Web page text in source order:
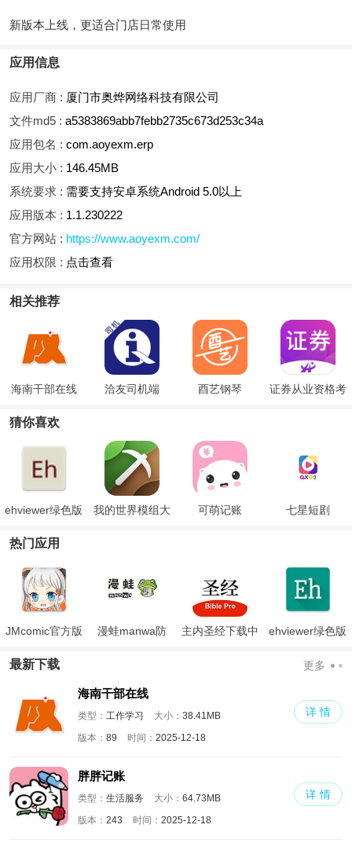
新版本上线，更适合门店日常使用
应用信息
应用厂商 : 厦门市奥烨网络科技有限公司
文件md5 : a5383869abb7febb2735c673d253c34a
应用包名 : com.aoyexm.erp
应用大小 : 146.45MB
系统要求 : 需要支持安卓系统Android 5.0以上
应用版本 : 1.1.230222
官方网站 : https://www.aoyexm.com/
应用权限 : 点击查看
相关推荐
海南干部在线 洽友司机端 酉艺钢琴
证券从业资格考
猜你喜欢
ehviewer绿色版
官方正版
我的世界模组大
可萌记账 七星短剧
热门应用
JMcomic官方版
漫蛙manwa防
主内圣经下载中
ehviewer绿色版
最新下载 更多
海南干部在线
类型： 工作学习 大小： 38.41MB
版本： 89 时间： 2025-12-18
详 情
胖胖记账
类型： 生活服务 大小： 64.73MB
版本： 243 时间： 2025-12-18
详 情